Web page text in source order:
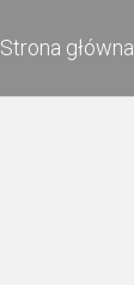
Strona główna